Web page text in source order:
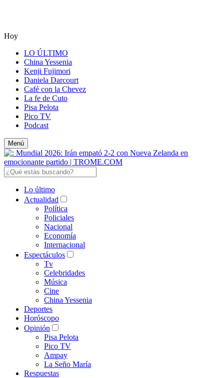
Hoy
LO ÚLTIMO
China Yessenia
Kenji Fujimori
Daniela Darcourt
Café con la Chevez
La fe de Cuto
Pisa Pelota
Pico TV
Podcast
Menú
Lo último
Actualidad
Política
Policiales
Nacional
Economía
Internacional
Espectáculos
Tv
Celebridades
Música
Cine
China Yessenia
Deportes
Horóscopo
Opinión
Pisa Pelota
Pico TV
Ampay
La Seño María
Respuestas